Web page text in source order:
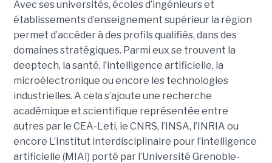
Avec ses universités, écoles d’ingénieurs et
établissements d’enseignement supérieur la région
permet d’accéder à des profils qualifiés, dans des
domaines stratégiques. Parmi eux se trouvent la
deeptech, la santé, l’intelligence artificielle, la
microélectronique ou encore les technologies
industrielles. A cela s’ajoute une recherche
académique et scientifique représentée entre
autres par le CEA-Leti, le CNRS, l’INSA, l’INRIA ou
encore L’Institut interdisciplinaire pour l’intelligence
artificielle (MIAI) porté par l’Université Grenoble-